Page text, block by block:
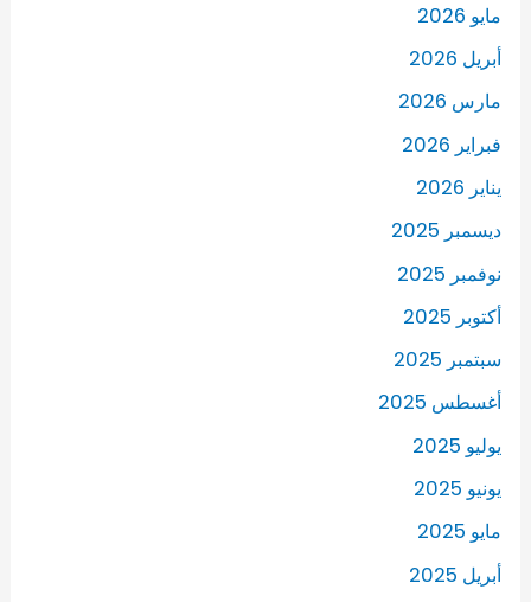
مايو 2026
أبريل 2026
مارس 2026
فبراير 2026
يناير 2026
ديسمبر 2025
نوفمبر 2025
أكتوبر 2025
سبتمبر 2025
أغسطس 2025
يوليو 2025
يونيو 2025
مايو 2025
أبريل 2025